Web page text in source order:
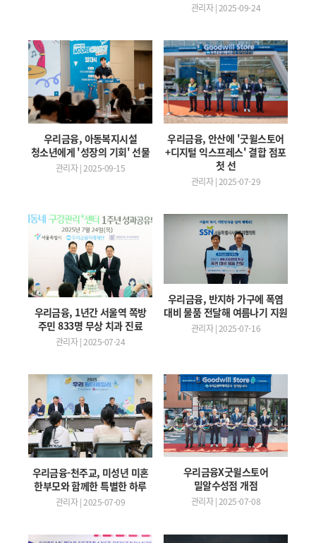
관리자 | 2025-09-24
우리금융, 아동복지시설
청소년에게 '성장의 기회' 선물
관리자 | 2025-09-15
우리금융, 안산에 '굿윌스토어
+디지털 익스프레스' 결합 점포
첫 선
관리자 | 2025-07-29
우리금융, 1년간 서울역 쪽방
주민 833명 무상 치과 진료
관리자 | 2025-07-24
우리금융, 반지하 가구에 폭염
대비 물품 전달해 여름나기 지원
관리자 | 2025-07-16
우리금융-천주교, 미성년 미혼
한부모와 함께한 특별한 하루
관리자 | 2025-07-09
우리금융X굿윌스토어
밀알수성점 개점
관리자 | 2025-07-08